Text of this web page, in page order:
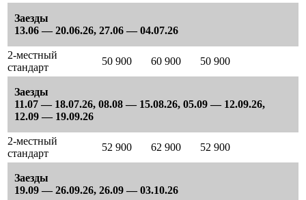
Заезды
13.06 — 20.06.26, 27.06 — 04.07.26
2-местный
стандарт
50 900 60 900 50 900
Заезды
11.07 — 18.07.26, 08.08 — 15.08.26, 05.09 — 12.09.26,
12.09 — 19.09.26
2-местный
стандарт
52 900 62 900 52 900
Заезды
19.09 — 26.09.26, 26.09 — 03.10.26